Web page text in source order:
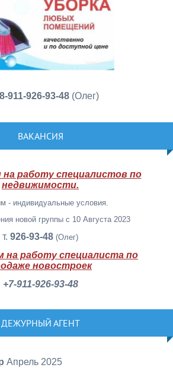
8-911-926-93-48 (Олег)
ВАКАНСИЯ
работу специалистов по
недвижимости.
- индивидуальные условия.
новой группы с 10 Августа 2023
т. 926-93-48 (Олег)
на работу специалиста по
новостроек
+7-911-926-93-48
ДЕЖУРНЫЙ АГЕНТ
Апрель 2025